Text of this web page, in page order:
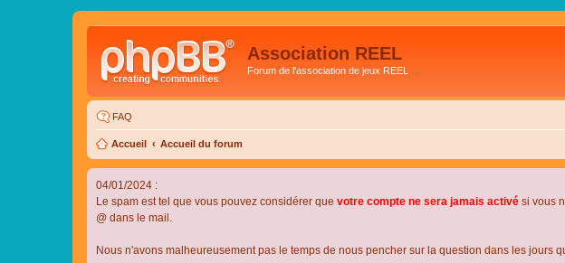
Association REEL
Forum de l'association de jeux REEL
FAQ
Accueil Accueil du forum
04/01/2024 :
Le spam est tel que vous pouvez considérer que votre compte ne sera jamais activé si vous
@ dans le mail.
Nous n'avons malheureusement pas le temps de nous pencher sur la question dans les jours